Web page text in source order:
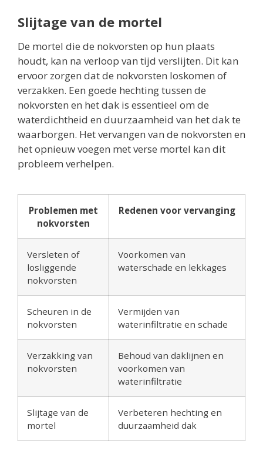
Slijtage van de mortel
De mortel die de nokvorsten op hun plaats
houdt, kan na verloop van tijd verslijten. Dit kan
ervoor zorgen dat de nokvorsten loskomen of
verzakken. Een goede hechting tussen de
nokvorsten en het dak is essentieel om de
waterdichtheid en duurzaamheid van het dak te
waarborgen. Het vervangen van de nokvorsten en
het opnieuw voegen met verse mortel kan dit
probleem verhelpen.
Problemen met
nokvorsten
Redenen voor vervanging
Versleten of
losliggende
nokvorsten
Voorkomen van
waterschade en lekkages
Scheuren in de
nokvorsten
Vermijden van
waterinfiltratie en schade
Verzakking van
nokvorsten
Behoud van daklijnen en
voorkomen van
waterinfiltratie
Slijtage van de
mortel
Verbeteren hechting en
duurzaamheid dak